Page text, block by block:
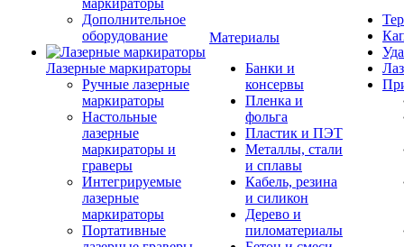
маркираторы
Дополнительное
оборудование
Лазерные маркираторы
Ручные лазерные
маркираторы
Настольные
лазерные
маркираторы и
граверы
Интегрируемые
лазерные
маркираторы
Портативные
Материалы
Банки и
консервы
Пленка и
фольга
Пластик и ПЭТ
Металлы, стали
и сплавы
Кабель, резина
и силикон
Дерево и
пиломатериалы